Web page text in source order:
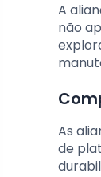
A
não
As
de